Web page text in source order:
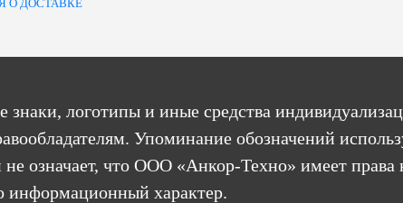
О ДОСТАВКЕ
знаки, логотипы и иные средства
Упоминание обозначений
означает, что ООО «Анкор-Техно» имеет
информационный характер.